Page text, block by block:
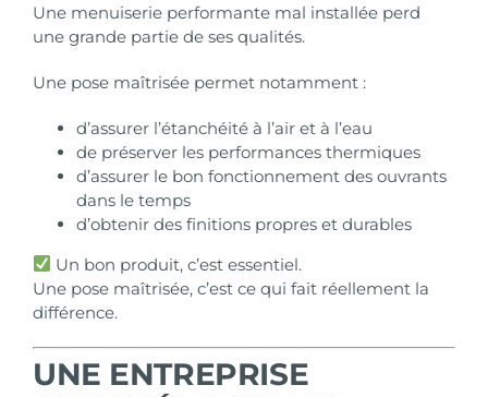
Une menuiserie performante mal installée perd
une grande partie de ses qualités.
Une pose maîtriséepermet notamment :
d’assurer l’étanchéité à l’air et à l’eau
de préserver les performances thermiques
d’assurer le bon fonctionnement des ouvrants
dans le temps
d’obtenir des finitions propres et durables
Un bon produit, c’est essentiel.
Une pose maîtrisée, c’est ce qui fait réellement la
différence.
UNE ENTREPRISE